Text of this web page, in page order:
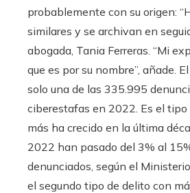
probablemente con su origen:
similares y se archivan en
abogada, Tania Ferreras. “Mi
que es por su nombre”, añade.
solo una de las 335.995
ciberestafas en 2022. Es el tipo
más ha crecido en la última
2022 han pasado del 3% al
denunciados, según el
el segundo tipo de delito con